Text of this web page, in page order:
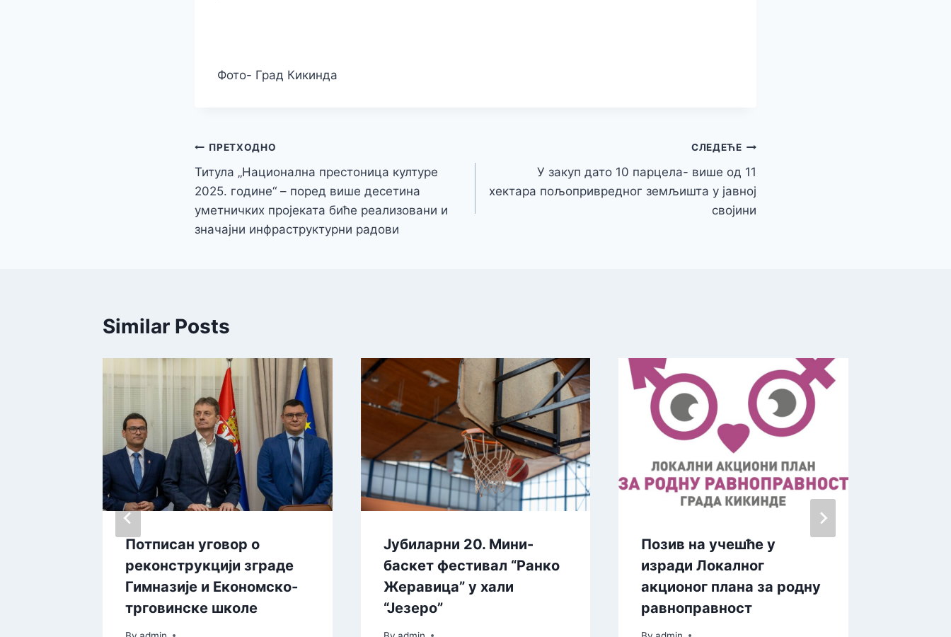
Фото- Град Кикинда
Кретање
чланка
ПРЕТХОДНО
Титула „Национална престоница културе
2025. године“ – поред више десетина
уметничких пројеката биће реализовани и
значајни инфраструктурни радови
СЛЕДЕЋЕ
У закуп дато 10 парцела- више од 11
хектара пољопривредног земљишта у јавној
својини
Similar Posts
Потписан уговор о
реконструкцији зграде
Гимназије и Економско-
трговинске школе
Јубиларни 20. Мини-
баскет фестивал “Ранко
Жеравица” у хали
“Језеро”
Позив на учешће у
изради Локалног
акционог плана за родну
равноправност